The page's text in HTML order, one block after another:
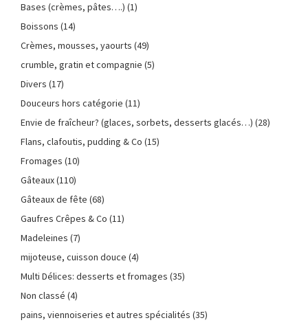
Bases (crèmes, pâtes….) (1)
Boissons (14)
Crèmes, mousses, yaourts (49)
crumble, gratin et compagnie (5)
Divers (17)
Douceurs hors catégorie (11)
Envie de fraîcheur? (glaces, sorbets, desserts glacés…) (28)
Flans, clafoutis, pudding & Co (15)
Fromages (10)
Gâteaux(110)
Gâteaux de fête (68)
Gaufres Crêpes & Co (11)
Madeleines (7)
mijoteuse, cuisson douce (4)
Multi Délices: desserts et fromages (35)
Non classé (4)
pains, viennoiseries et autres spécialités (35)